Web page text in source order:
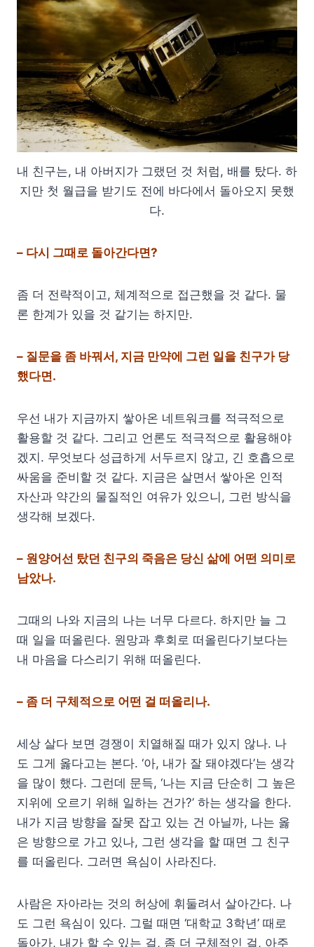
내 친구는, 내 아버지가 그랬던 것 처럼, 배를 탔다. 하
지만 첫 월급을 받기도 전에 바다에서 돌아오지 못했
다.
– 다시 그때로 돌아간다면?
좀 더 전략적이고, 체계적으로 접근했을 것 같다. 물
론 한계가 있을 것 같기는 하지만.
– 질문을 좀 바꿔서, 지금 만약에 그런 일을 친구가 당
했다면.
우선 내가 지금까지 쌓아온 네트워크를 적극적으로
활용할 것 같다. 그리고 언론도 적극적으로 활용해야
겠지. 무엇보다 성급하게 서두르지 않고, 긴 호흡으로
싸움을 준비할 것 같다. 지금은 살면서 쌓아온 인적
자산과 약간의 물질적인 여유가 있으니, 그런 방식을
생각해 보겠다.
– 원양어선 탔던 친구의 죽음은 당신 삶에 어떤 의미로
남았나.
그때의 나와 지금의 나는 너무 다르다. 하지만 늘 그
때 일을 떠올린다. 원망과 후회로 떠올린다기보다는
내 마음을 다스리기 위해 떠올린다.
– 좀 더 구체적으로 어떤 걸 떠올리나.
세상 살다 보면 경쟁이 치열해질 때가 있지 않나. 나
도 그게 옳다고는 본다. ‘아, 내가 잘 돼야겠다’는 생각
을 많이 했다. 그런데 문득, ‘나는 지금 단순히 그 높은
지위에 오르기 위해 일하는 건가?’ 하는 생각을 한다.
내가 지금 방향을 잘못 잡고 있는 건 아닐까, 나는 옳
은 방향으로 가고 있나, 그런 생각을 할 때면 그 친구
를 떠올린다. 그러면 욕심이 사라진다.
사람은 자아라는 것의 허상에 휘둘려서 살아간다. 나
도 그런 욕심이 있다. 그럴 때면 ‘대학교 3학년’ 때로
돌아가, 내가 할 수 있는 걸, 좀 더 구체적인 걸, 아주